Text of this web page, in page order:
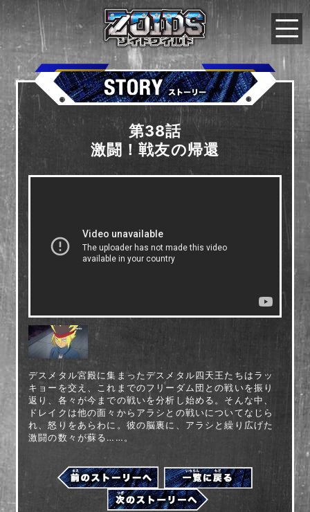
第38話
激闘！戦友の帰還
デスメタル宮殿に集まったデスメタル四天王たちはラッ
キョーを交え、これまでのフリーダム団との戦いを振り
返り、各々が今までの戦いを分析し始める。そんな中、
ドレイクは他の面々からアラシとの戦いについてなじら
れ、怒りをあらわに。彼の脳裏に、アラシと繰り広げた
激闘の数々が蘇る……。